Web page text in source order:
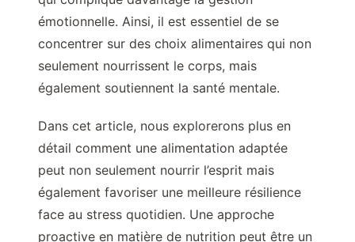
émotionnelle. Ainsi, il est essentiel de se
concentrer sur des choix alimentaires qui non
seulement nourrissent le corps, mais
également soutiennent la santé mentale.
Dans cet article, nous explorerons plus en
détail comment une alimentation adaptée
peut non seulement nourrir l’esprit mais
également favoriser une meilleure résilience
face au stress quotidien. Une approche
proactive en matière de nutrition peut être un